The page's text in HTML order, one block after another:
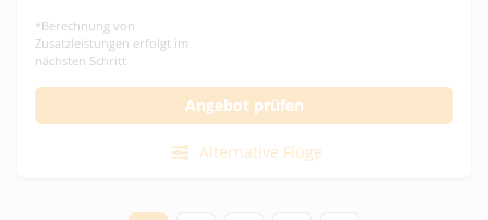
*Berechnung von
Zusatzleistungen erfolgt im
nächsten Schritt
Angebot prüfen
Alternative Flüge